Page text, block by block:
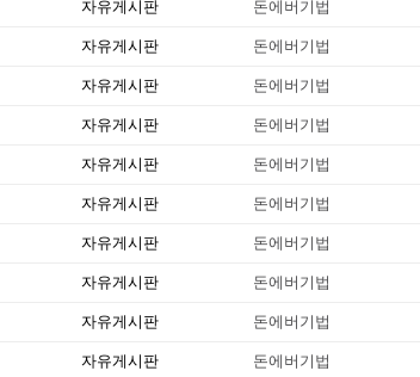
자유게시판 돈에버기법
자유게시판 돈에버기법
자유게시판 돈에버기법
자유게시판 돈에버기법
자유게시판 돈에버기법
자유게시판 돈에버기법
자유게시판 돈에버기법
자유게시판 돈에버기법
자유게시판 돈에버기법
자유게시판 돈에버기법